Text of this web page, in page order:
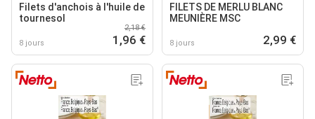
Filets d'anchois à l'huile de
tournesol
8 jours
2,18 €
1,96 €
FILETS DE MERLU BLANC
MEUNIÈRE MSC
8 jours 2,99 €